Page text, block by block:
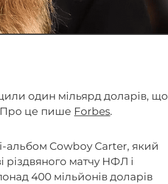
один мільярд доларів, що
Про це пише Forbes.
альбом Cowboy Carter, який
різдвяного матчу НФЛ і
400 мільйонів доларів